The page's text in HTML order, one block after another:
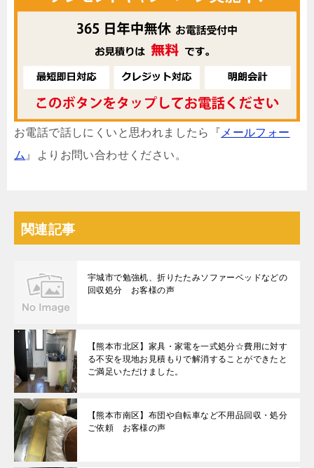
お電話で話しにくいと思われましたら『 メールフォー
ム 』よりお問い合わせください。
関連記事
宇城市で勉強机、折りたたみソファーベッドなどの
回収処分 お客様の声
【熊本市北区】家具・家電を一式処分☆費用に対す
る不安を現地お見積もりで解消することができたと
ご満足いただけました。
【熊本市南区】布団や自転車など不用品回収・処分
ご依頼 お客様の声